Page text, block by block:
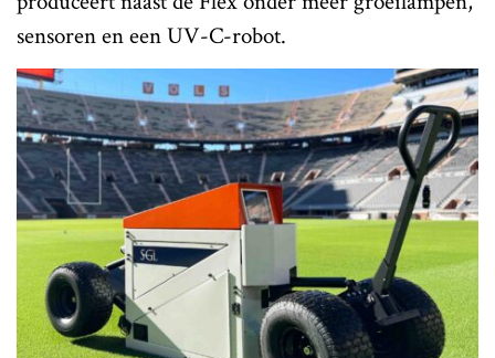
sensoren en een UV-C-robot.